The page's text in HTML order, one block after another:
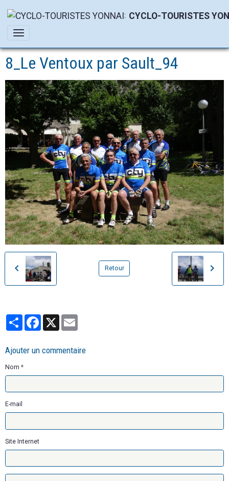
CYCLO-TOURISTES
8_Le Ventoux par Sault_94
Retour
PartagerFacebook
X
Ajouter un commentaire
Nom
E-mail
Site Internet